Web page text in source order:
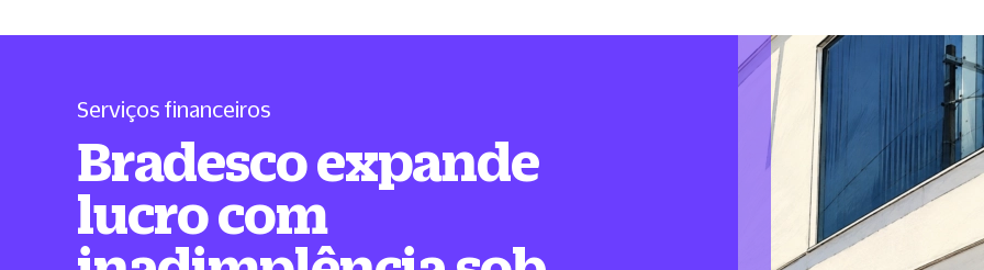
Serviços financeiros
Bradesco expande
lucro com